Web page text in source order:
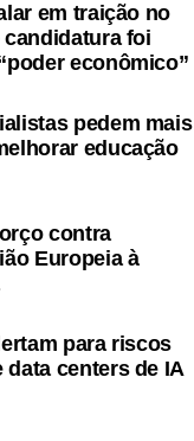
em traição no
candidatura foi
econômico”
pedem mais
educação
contra
Europeia à
para riscos
data centers de IA